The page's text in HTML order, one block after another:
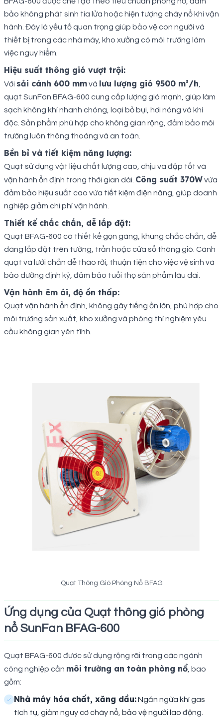
bảo không phát sinh tia lửa hoặc hiện tượng cháy nổ khi vận
hành. Đây là yếu tố quan trọng giúp bảo vệ con người và
thiết bị trong các nhà máy, kho xưởng có môi trường làm
việc nguy hiểm.
Hiệu suất thông gió vượt trội:
Với sải cánh 600 mmvà lưu lượng gió 9500 m³/h
quạt SunFan BFAG-600 cung cấp lượng gió mạnh, giúp làm
sạch không khí nhanh chóng, loại bỏ bụi, hơi nóng và khí
độc. Sản phẩm phù hợp cho không gian rộng, đảm bảo môi
trường luôn thông thoáng và an toàn.
Bền bỉ và tiết kiệm năng lượng:
Quạt sử dụng vật liệu chất lượng cao, chịu va đập tốt và
vận hành ổn định trong thời gian dài. Công suất 370Wvừa
đảm bảo hiệu suất cao vừa tiết kiệm điện năng, giúp doanh
nghiệp giảm chi phí vận hành.
Thiết kế chắc chắn, dễ lắp đặt:
Quạt BFAG-600 có thiết kế gọn gàng, khung chắc chắn, dễ
dàng lắp đặt trên tường, trần hoặc cửa sổ thông gió. Cánh
quạt và lưới chắn dễ tháo rời, thuận tiện cho việc vệ sinh và
bảo dưỡng định kỳ, đảm bảo tuổi thọ sản phẩm lâu dài.
Vận hành êm ái, độ ồn thấp:
Quạt vận hành ổn định, không gây tiếng ồn lớn, phù hợp cho
môi trường sản xuất, kho xưởng và phòng thí nghiệm yêu
cầu không gian yên tĩnh.
Quạt Thông Gió Phòng Nổ BFAG
Ứng dụng của Quạt thông gió phòng
nổ SunFan BFAG-600
Quạt BFAG-600 được sử dụng rộng rãi trong các ngành
công nghiệp cần môi trường an toàn phòng nổ , bao
gồm:
Nhà máy hóa chất, xăng dầu:Ngăn ngừa khí gas
tích tụ, giảm nguy cơ cháy nổ, bảo vệ người lao động.